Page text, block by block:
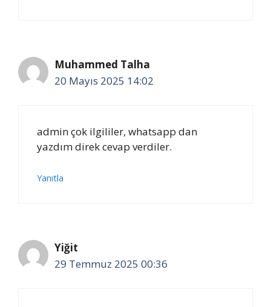
Muhammed Talha
20 Mayıs 2025 14:02
admin çok ilgililer, whatsapp dan
yazdım direk cevap verdiler.
Yanıtla
Yiğit
29 Temmuz 2025 00:36